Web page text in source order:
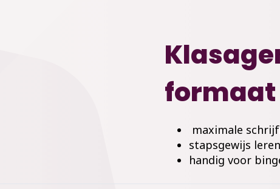
formaat
maximale
stapsgewijs
handig voor